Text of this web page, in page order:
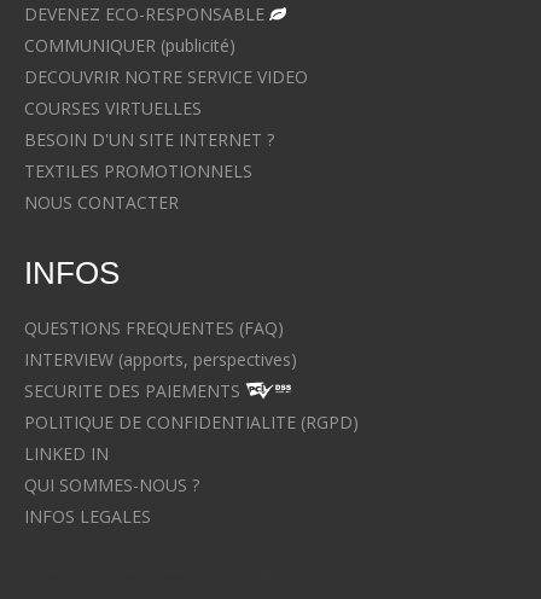
DEVENEZ ECO-RESPONSABLE
COMMUNIQUER (publicité)
DECOUVRIR NOTRE SERVICE VIDEO
COURSES VIRTUELLES
BESOIN D'UN SITE INTERNET ?
TEXTILES PROMOTIONNELS
NOUS CONTACTER
INFOS
QUESTIONS FREQUENTES (FAQ)
INTERVIEW (apports, perspectives)
SECURITE DES PAIEMENTS
POLITIQUE DE CONFIDENTIALITE (RGPD)
LINKED IN
QUI SOMMES-NOUS ?
INFOS LEGALES